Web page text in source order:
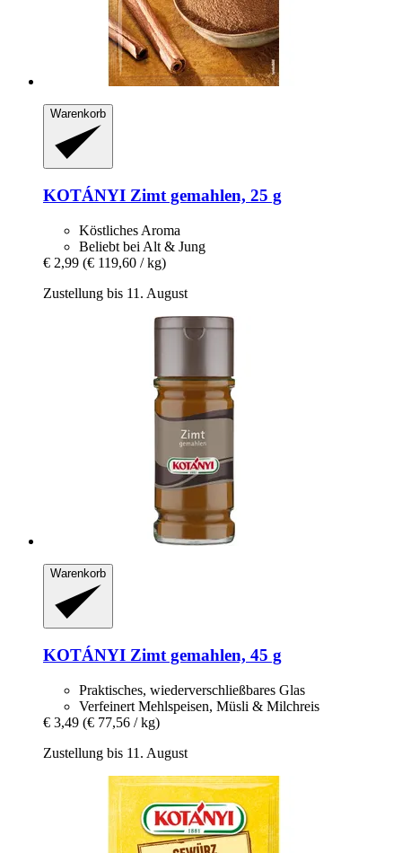
Warenkorb
KOTÁNYI Zimt gemahlen, 25 g
Köstliches Aroma
Beliebt bei Alt & Jung
€ 2,99 (€ 119,60 / kg)
Zustellung bis 11. August
Warenkorb
KOTÁNYI Zimt gemahlen, 45 g
Praktisches, wiederverschließbares Glas
Verfeinert Mehlspeisen, Müsli & Milchreis
€ 3,49 (€ 77,56 / kg)
Zustellung bis 11. August